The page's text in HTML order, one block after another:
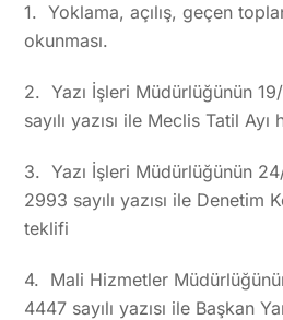
1. Yoklama, açılış, geçen
okunması.
2. Yazı İşleri Müdürlüğünün
sayılı yazısı ile Meclis Tatil
3. Yazı İşleri Müdürlüğünün
2993 sayılı yazısı ile Denetim
teklifi
4. Mali Hizmetler
4447 sayılı yazısı ile Başkan